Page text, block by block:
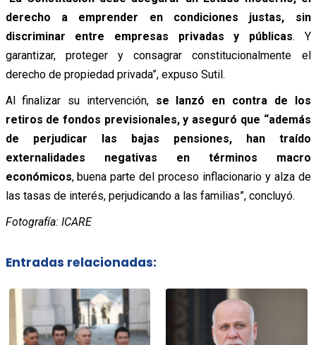
derecho a emprender en condiciones justas, sin
discriminar entre empresas privadas y públicas. Y
garantizar, proteger y consagrar constitucionalmente el
derecho de propiedad privada”, expuso Sutil.
Al finalizar su intervención, se lanzó en contra de los
retiros de fondos previsionales, y aseguró que “además
de perjudicar las bajas pensiones, han traído
externalidades negativas en términos macro
económicos, buena parte del proceso inflacionario y alza de
las tasas de interés, perjudicando a las familias”, concluyó.
Fotografía: ICARE
Entradas relacionadas: